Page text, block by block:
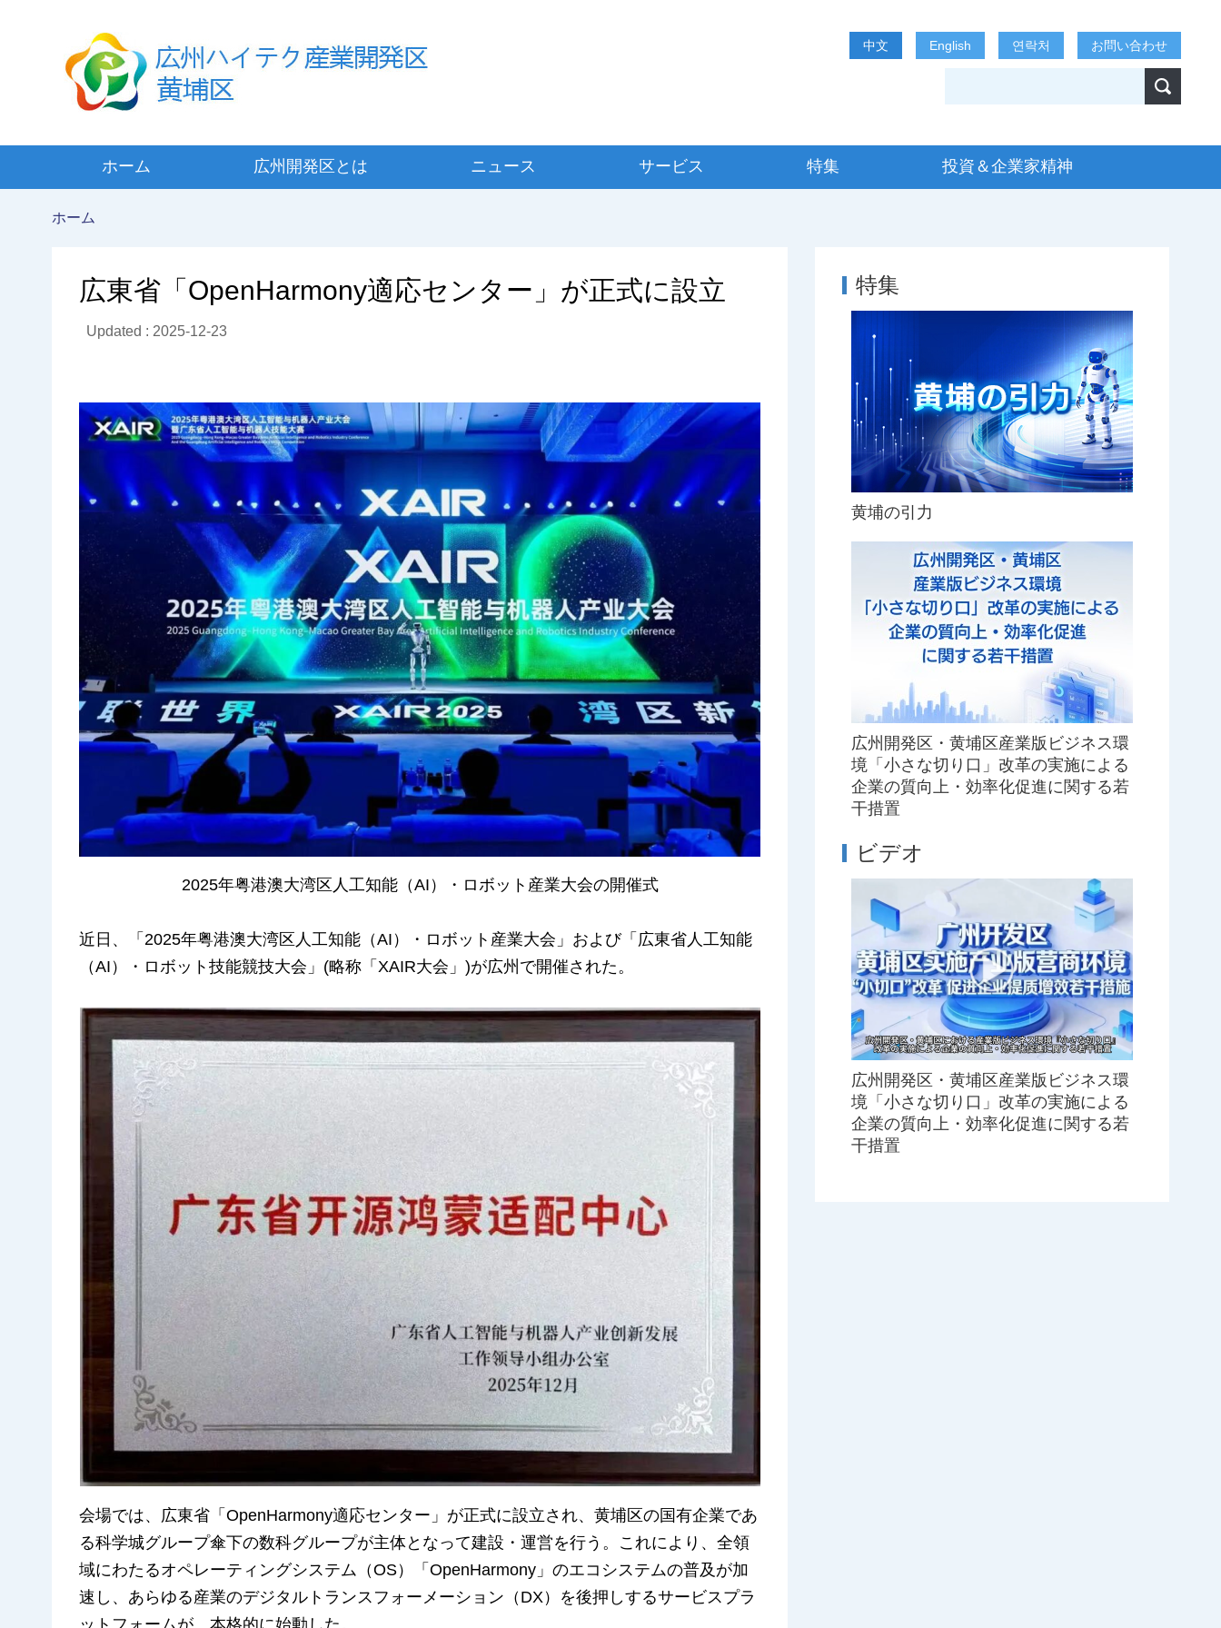
中文 English 연락처 お問い合わせ
ホーム 広州開発区とは ニュース サービス 特集 投資＆企業家精神
ホーム
広東省「OpenHarmony適応センター」が正式に設立
Updated : 2025-12-23
2025年粤港澳大湾区人工知能（AI）・ロボット産業大会の開催式
近日、「2025年粤港澳大湾区人工知能（AI）・ロボット産業大会」および「広東省人工知能
（AI）・ロボット技能競技大会」(略称「XAIR大会」)が広州で開催された。
会場では、広東省「OpenHarmony適応センター」が正式に設立され、黄埔区の国有企業であ
る科学城グループ傘下の数科グループが主体となって建設・運営を行う。これにより、全領
域にわたるオペレーティングシステム（OS）「OpenHarmony」のエコシステムの普及が加
速し、あらゆる産業のデジタルトランスフォーメーション（DX）を後押しするサービスプラ
ットフォームが、本格的に始動した。
特集
黄埔の引力
広州開発区・黄埔区産業版ビジネス環
境「小さな切り口」改革の実施による
企業の質向上・効率化促進に関する若
干措置
ビデオ
広州開発区・黄埔区産業版ビジネス環
境「小さな切り口」改革の実施による
企業の質向上・効率化促進に関する若
干措置